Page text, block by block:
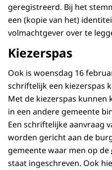
geregistreerd. Bij het
een (kopie van het)
volmachtgever over te
Kiezerspas
Ook is woensdag 16
schriftelijk een kiezerspas
Met de kiezerspas kunnen
in een andere gemeente
Een schriftelijke aanvraag
worden gericht aan de
gemeente waar men op de
staat ingeschreven. Ook